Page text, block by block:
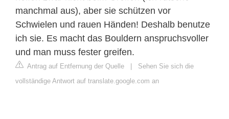
manchmal aus), aber sie schützen vor
Schwielen und rauen Händen! Deshalb benutze
ich sie. Es macht das Bouldern anspruchsvoller
und man muss fester greifen.
Antrag auf Entfernung der Quelle | Sehen Sie sich die
vollständige Antwort auf translate.google.com an